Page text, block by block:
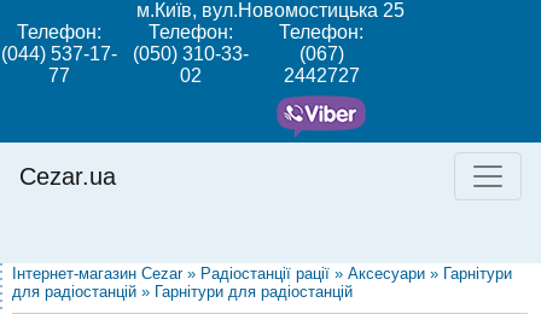
м.Київ, вул.Новомостицька 25
Телефон:
(044) 537-17-
77
Телефон:
(050) 310-33-
02
Телефон:
(067)
2442727
Cezar.ua
Інтернет-магазин Cezar » Радіостанції рації » Аксесуари » Гарнітури
для радіостанцій » Гарнітури для радіостанцій